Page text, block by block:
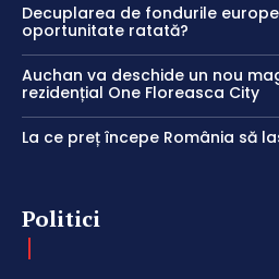
Decuplarea de fondurile
oportunitate ratată?
Auchan va deschide un nou
rezidențial One Floreasca City
La ce preț începe România să
Politici